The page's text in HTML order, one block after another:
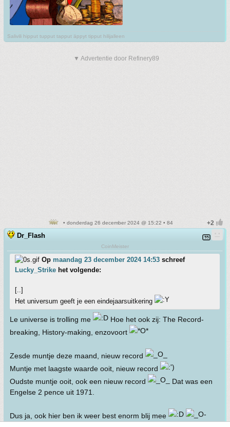
Salivili hipput tupput tapput äppyt tipput hilijalleen
▼ Advertentie door Refinery89
• donderdag 26 december 2024 @ 15:22 • 84
Dr_Flash
CoinMeister
Op maandag 23 december 2024 14:53 schreef
Lucky_Strike het volgende:
[..]
Het universum geeft je een eindejaarsuitkering
Le universe is trolling me
Hoe het ook zij: The Record-
breaking, History-making, enzovoort
Zesde muntje deze maand, nieuw record
Muntje met laagste waarde ooit, nieuw record
Oudste muntje ooit, ook een nieuw record
Dat was een
Engelse 2 pence uit 1971.
Dus ja, ook hier ben ik weer best enorm blij mee